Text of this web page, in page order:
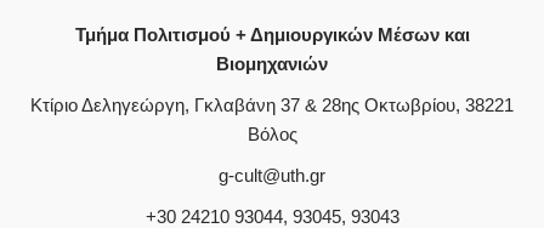
Τμήμα Πολιτισμού + Δημιουργικών Μέσων και
Βιομηχανιών
Κτίριο Δεληγεώργη, Γκλαβάνη 37 & 28ης Οκτωβρίου, 38221
Βόλος
g-cult@uth.gr
+30 24210 93044, 93045, 93043